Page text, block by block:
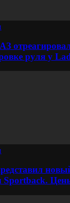
руля у
Sportback.